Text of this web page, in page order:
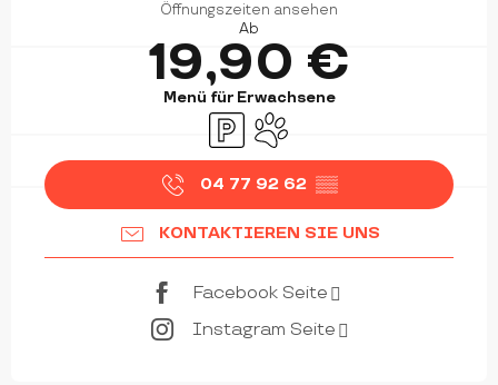
Öffnungszeiten ansehen
Ab
19,90 €
Menü für Erwachsene
ParkplatzTiere erlaubt
04 77 92 62 ▒▒
KONTAKTIEREN SIE UNS
Facebook Seite
Instagram Seite